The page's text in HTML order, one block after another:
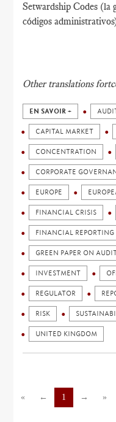
Setwardship Codes (la
códigos
Other translations
EN SAVOIR +
CAPITAL MARKET
CONCENTRATION
CORPORATE
EUROPE
FINANCIAL CRISIS
FINANCIAL
GREEN PAPER ON
INVESTMENT
REGULATOR
RISK
UNITED KINGDOM
« ← 1 → »